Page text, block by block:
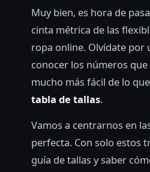
Muy bien, es hora de
cinta métrica de las
ropa online. Olvídate por
conocer los números
mucho más fácil de lo
tabla de tallas.
Vamos a centrarnos en
perfecta. Con solo estos
guía de tallas y saber